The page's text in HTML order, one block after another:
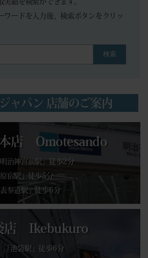
ワードを入力後、検索ボタンをクリッ
検索
ャパン 店舗のご案内
店 Omotesando
明治神宮前駅」徒歩2分
原宿駅」徒歩5分
表参道駅」徒歩6分
店 Ikebukuro
「池袋駅」徒歩6分